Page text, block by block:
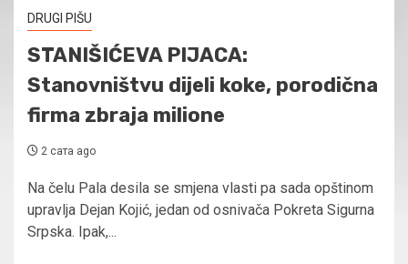
DRUGI PIŠU
STANIŠIĆEVA PIJACA:
Stanovništvu dijeli koke, porodična
firma zbraja milione
2 сата ago
Na čelu Pala desila se smjena vlasti pa sada opštinom
upravlja Dejan Kojić, jedan od osnivača Pokreta Sigurna
Srpska. Ipak,...